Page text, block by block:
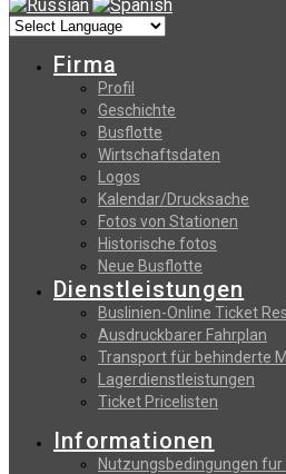
Firma
Profil
Geschichte
Busflotte
Wirtschaftsdaten
Logos
Kalendar/Drucksache
Fotos von Stationen
Historische fotos
Neue Busflotte
Dienstleistungen
Buslinien-Online Ticket
Αusdruckbarer Fahrplan
Transport für behinderte
Lagerdienstleistungen
Ticket Pricelisten
Informationen
Nutzungsbedingungen fur